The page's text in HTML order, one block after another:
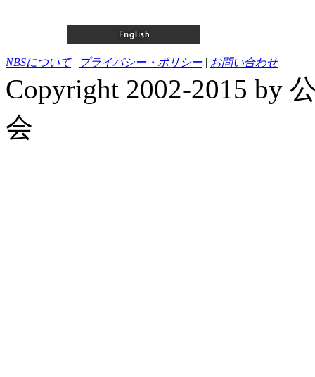
NBSについて| プライバシー・ポリシー| お問い合わせ
Copyright 2002-2015 by
会